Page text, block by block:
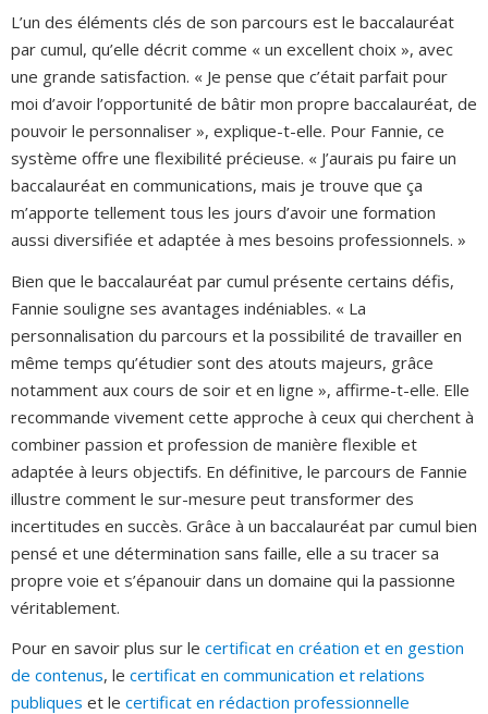
L’un des éléments clés de son parcours est le baccalauréat
par cumul, qu’elle décrit comme « un excellent choix », avec
une grande satisfaction. « Je pense que c’était parfait pour
moi d’avoir l’opportunité de bâtir mon propre baccalauréat, de
pouvoir le personnaliser », explique-t-elle. Pour Fannie, ce
système offre une flexibilité précieuse. « J’aurais pu faire un
baccalauréat en communications, mais je trouve que ça
m’apporte tellement tous les jours d’avoir une formation
aussi diversifiée et adaptée à mes besoins professionnels. »
Bien que le baccalauréat par cumul présente certains défis,
Fannie souligne ses avantages indéniables. « La
personnalisation du parcours et la possibilité de travailler en
même temps qu’étudier sont des atouts majeurs, grâce
notamment aux cours de soir et en ligne », affirme-t-elle. Elle
recommande vivement cette approche à ceux qui cherchent à
combiner passion et profession de manière flexible et
adaptée à leurs objectifs. En définitive, le parcours de Fannie
illustre comment le sur-mesure peut transformer des
incertitudes en succès. Grâce à un baccalauréat par cumul bien
pensé et une détermination sans faille, elle a su tracer sa
propre voie et s’épanouir dans un domaine qui la passionne
véritablement.
Pour en savoir plus sur le certificat en création et en gestion
de contenus, le certificat en communication et relations
publiques et le certificat en rédaction professionnelle